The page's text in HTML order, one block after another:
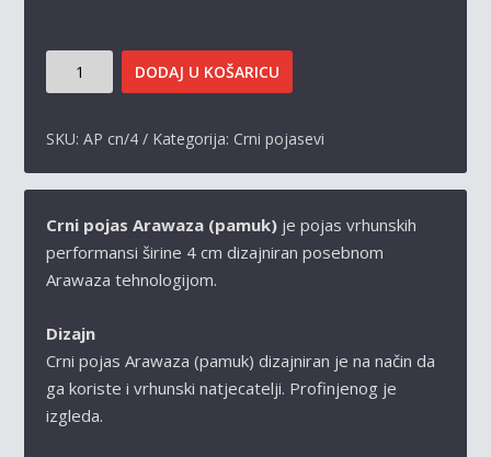
CRNI
POJAS
(PAMUK)
ŠIRINA
CM
KOLIČINA
DODAJ U KOŠARICU
SKU:AP cn/4 Kategorija: Crni pojasevi
Crni pojas Arawaza (pamuk) je pojas vrhunskih
performansi širine 4 cm dizajniranposebnom
Arawaza tehnologijom.
Dizajn
Crni pojas Arawaza (pamuk) dizajniran je na način da
ga koriste i vrhunski natjecatelji. Profinjenog je
izgleda.